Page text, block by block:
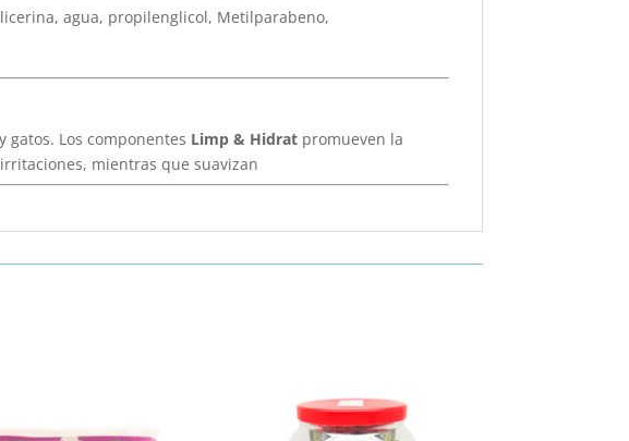
agua, propilenglicol, Metilparabeno,
Los componentes Limp & Hidrat promueven la
mientras que suavizan